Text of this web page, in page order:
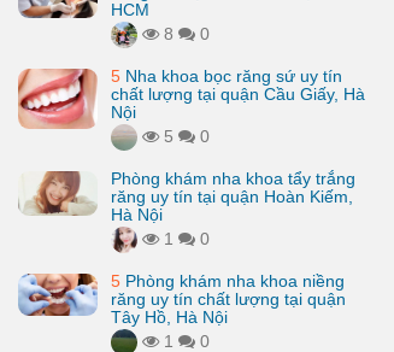
HCM
8
0
5 Nha khoa bọc răng sứ uy tín
chất lượng tại quận Cầu Giấy, Hà
Nội
5
0
Phòng khám nha khoa tẩy trắng
răng uy tín tại quận Hoàn Kiếm,
Hà Nội
1
0
5 Phòng khám nha khoa niềng
răng uy tín chất lượng tại quận
Tây Hồ, Hà Nội
1
0